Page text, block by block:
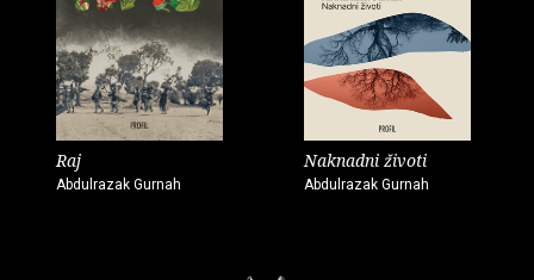
Raj
Abdulrazak Gurnah
Naknadni životi
Abdulrazak Gurnah